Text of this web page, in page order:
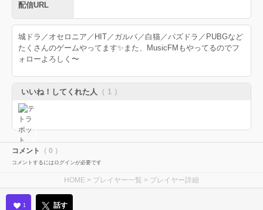
配信URL
城ドラ／オセロニア／HIT／ガルパ／白猫／パズドラ／PUBGなど
たくさんのゲームやってます✨また、MusicFMもやってるのでフ
ォローよろしく〜
いいね！してくれた人 （ 1 ）
コメント （ 0 ）
コメントするにはログインが必要です
HOME > プレイヤー一覧 > プレイヤー詳細
1 話す